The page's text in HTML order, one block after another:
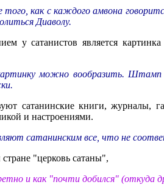
как с каждого амвона
Диаволу.
у сатанистов является
картинку можно
сатанинские книги, журналы,
и настроениями.
сатанинским все, что не
"церковь сатаны",
и как "почти добился" (откуда